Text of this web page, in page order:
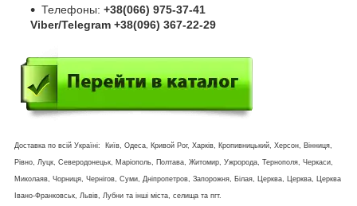
Телефоны: +38(066) 975-37-41
Viber/Telegram +38(096) 367-22-29
Доставка по всій Україні: Київ, Одеса, Кривой Рог, Харків, Кропивницький, Херсон, Вінниця,
Рівно, Луцк, Северодонецьк, Маріополь, Полтава, Житомир, Ужророда, Тернополя, Черкаси,
Миколаяв, Чорниця, Чернігов, Суми, Дніпропетров, Запорожня, Білая, Церква, Церква, Церква
Івано-Франковськ, Львів, Лубни та інші міста, селища та пгт.